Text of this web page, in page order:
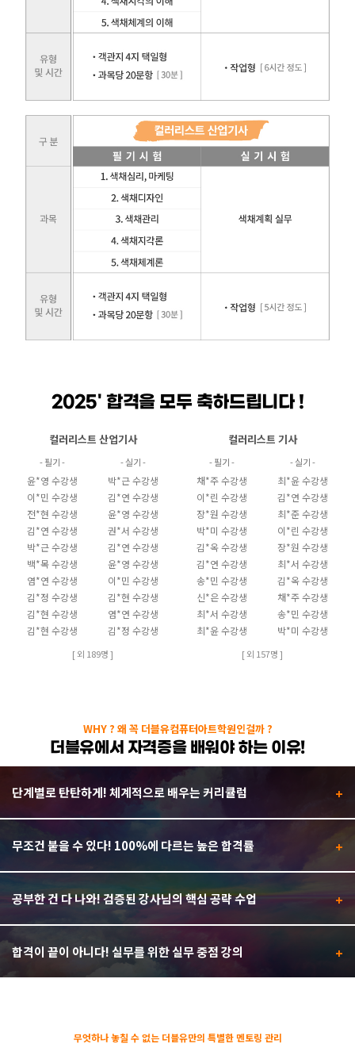
2025' 합격을 모두 축하드립니다 !
컬러리스트 산업기사
- 필기 - - 실기 -
윤*영 수강생
박*근 수강생
이*민 수강생
김*연 수강생
전*현 수강생
윤*영 수강생
김*연 수강생
권*서 수강생
박*근 수강생
김*연 수강생
백*목 수강생
윤*영 수강생
염*연 수강생
이*민 수강생
김*정 수강생
김*현 수강생
김*현 수강생
염*연 수강생
김*현 수강생
김*정 수강생
[ 외 189명 ]
컬러리스트 기사
- 필기 - - 실기 -
채*주 수강생
최*윤 수강생
이*린 수강생
김*연 수강생
장*원 수강생
최*준 수강생
박*미 수강생
이*린 수강생
김*옥 수강생
장*원 수강생
김*연 수강생
최*서 수강생
송*민 수강생
김*옥 수강생
신*은 수강생
채*주 수강생
최*서 수강생
송*민 수강생
최*윤 수강생
박*미 수강생
[ 외 157명 ]
WHY ? 왜 꼭 더블유컴퓨터아트학원인걸까 ?
더블유에서 자격증을 배워야 하는 이유!
단계별로 탄탄하게! 체계적으로 배우는 커리큘럼
무조건 붙을 수 있다! 100%에 다르는 높은 합격률
공부한 건 다 나와! 검증된 강사님의 핵심 공략 수업
합격이 끝이 아니다! 실무를 위한 실무 중점 강의
무엇하나 놓칠 수 없는 더블유만의 특별한 멘토링 관리